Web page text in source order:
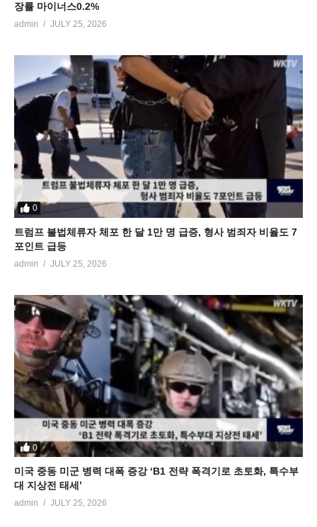
장률 마이너스0.2%
admin JULY 25, 2026
0
트럼프 불법체류자 체포 한 달 1만 명 급증, 형사 범죄자 비율도 7
포인트 급등
admin JULY 25, 2026
0
미국 중동 미군 병력 대폭 증강 ‘B1 전략 폭격기로 초토화, 특수부
대 지상전 태세’
admin JULY 25, 2026